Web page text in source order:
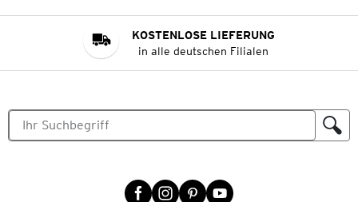
KOSTENLOSE LIEFERUNG
in alle deutschen Filialen